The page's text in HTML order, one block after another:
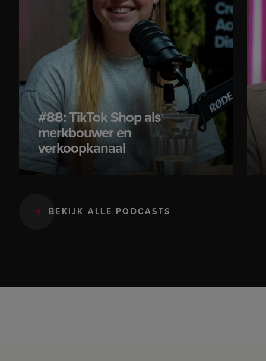
BEKIJK ALLE PODCASTS
#88: TikTok Shop als
merkbouwer en
verkoopkanaal